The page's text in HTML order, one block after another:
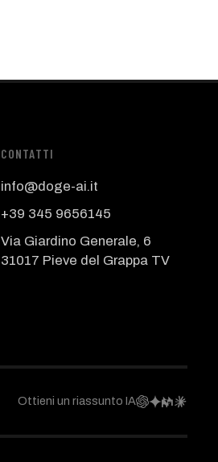
CONTATTI
info@doge-ai.it
+39 345 9656145
Via Giardino Generale, 6
31017 Pieve del Grappa TV
Ottieni un riassunto IA